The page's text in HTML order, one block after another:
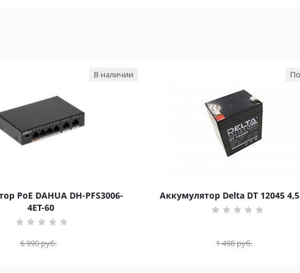
PoE DAHUA DH-PFS3006-
4ET-60
В наличии
6 990руб.
Аккумулятор Delta DT 12045
1 498руб.